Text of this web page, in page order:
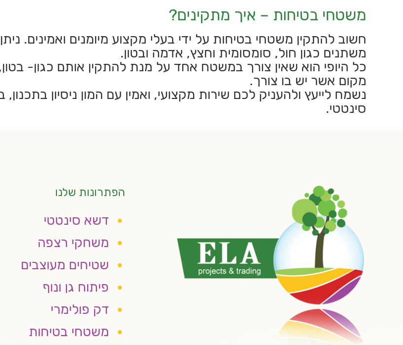
משטחי בטיחות – איך מתקינים?
חשוב להתקין משטחי בטיחות על ידי בעלי מקצוע מיומנים ואמינים.
משתנים כגון חול, סומסומית וחצץ, אדמה ובטון.
כל היופי הוא שאין צורך במשטח אחד על מנת להתקין אותם כגון-
מקום אשר יש בו צורך.
נשמח לייעץ ולהעניק לכם שירות מקצועי, ואמין עם המון ניסיון
סינטטי.
הפתרונות שלנו
דשא סינטטי
משחקי רצפה
שטיחים מעוצבים
פיתוח גן ונוף
דק פולימרי
משטחי בטיחות